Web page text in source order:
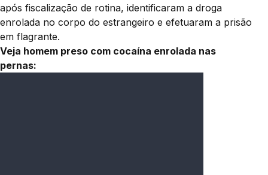
após fiscalização de rotina, identificaram a droga
enrolada no corpo do estrangeiro e efetuaram a prisão
em flagrante.
Veja homem preso com cocaína enrolada nas
pernas: